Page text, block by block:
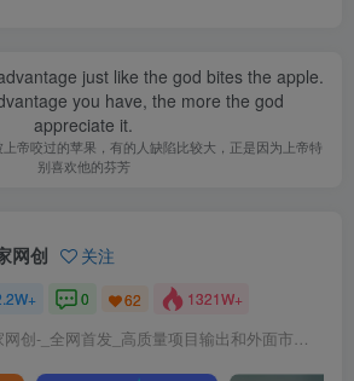
just like the god bites the apple.
you have, the more the god
appreciate it.
帝咬过的苹果，有的人缺陷比较大，正是因为上帝特
别喜欢他的芬芳
网创 关注
0 62 1321W+
二当家网创-_全网首发_高质量项目输出和外面市场高价课程一模一样